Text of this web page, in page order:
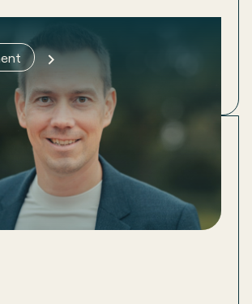
ESG
waarde in je bedrijf met ESG en